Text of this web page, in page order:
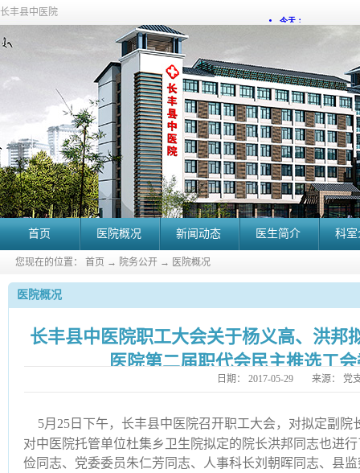
长丰县中医院
首页 医院概况 新闻动态 医生简介 科
您现在的位置： 首页 → 院务公开 → 医院概况
医院概况
长丰县中医院职工大会关于杨义高、洪邦
医院第二届职代会民主推选工
日期： 2017-05-29 来源： 党
5月25日下午，长丰县中医院召开职工大会，对拟定副
对中医院托管单位杜集乡卫生院拟定的院长洪邦同志也进
俭同志、党委委员朱仁芳同志、人事科长刘朝晖同志、县